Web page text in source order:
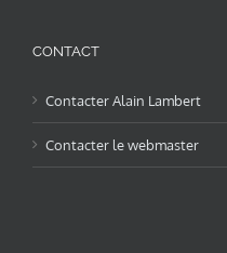
CONTACT
Contacter Alain Lambert
Contacter le webmaster